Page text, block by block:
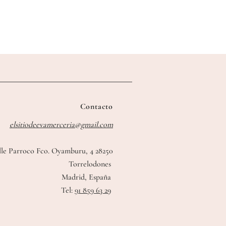
Contacto
elsitiodeevamerceria@gmail.com
Parroco Fco. Oyamburu, 4 28250
Torrelodones
Madrid, España
Tel: 91 859 63 29